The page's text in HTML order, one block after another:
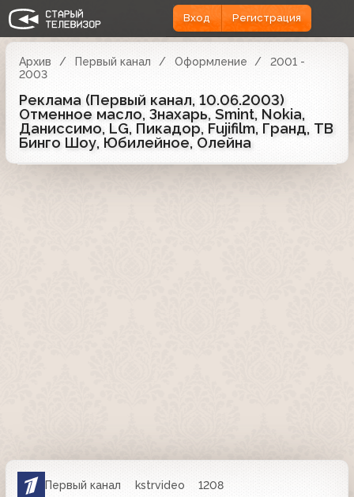
Вход Регистрация
Архив Первый канал Оформление
2001 -
2003
Реклама (Первый канал, 10.06.2003)
Отменное масло, Знахарь, Smint, Nokia,
Даниссимо, LG, Пикадор, Fujifilm, Гранд, ТВ
Бинго Шоу, Юбилейное, Олейна
Первый канал kstrvideo
1208